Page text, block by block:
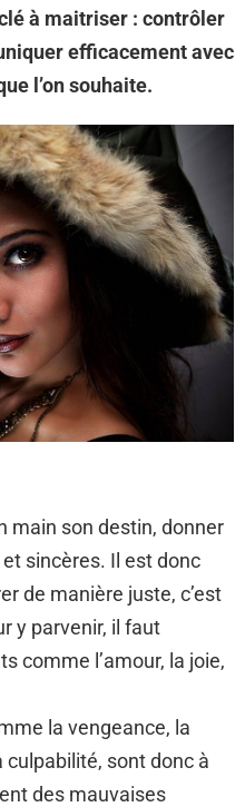
à maitriser : contrôler
efficacement avec
l’on souhaite.
main son destin, donner
sincères. Il est donc
de manière juste, c’est
y parvenir, il faut
comme l’amour, la joie,
la vengeance, la
culpabilité, sont donc à
des mauvaises